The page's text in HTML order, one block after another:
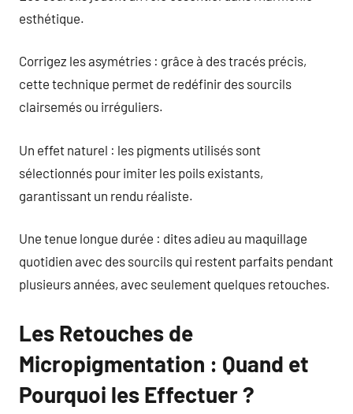
esthétique.
Corrigez les asymétries : grâce à des tracés précis,
cette technique permet de redéfinir des sourcils
clairsemés ou irréguliers.
Un effet naturel : les pigments utilisés sont
sélectionnés pour imiter les poils existants,
garantissant un rendu réaliste.
Une tenue longue durée : dites adieu au maquillage
quotidien avec des sourcils qui restent parfaits pendant
plusieurs années, avec seulement quelques retouches.
Les Retouches de
Micropigmentation : Quand et
Pourquoi les Effectuer ?